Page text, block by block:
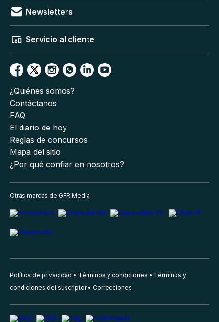
Newsletters
Servicio al cliente
¿Quiénes somos?
Contáctanos
FAQ
El diario de hoy
Reglas de concursos
Mapa del sitio
¿Por qué confiar en nosotros?
Otras marcas de GFR Media
Política de privacidad Términos y condiciones
Términos y
condiciones del suscriptor
Correcciones